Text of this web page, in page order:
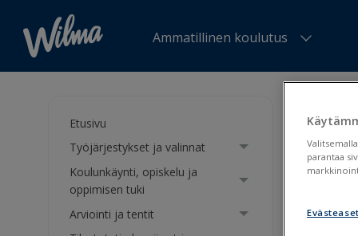
Ammatillinen koulutus
Etusivu
Työjärjestykset ja valinnat
Koulunkäynti, opiskelu ja
oppimisen tuki
Arviointi ja tentit
parantaa